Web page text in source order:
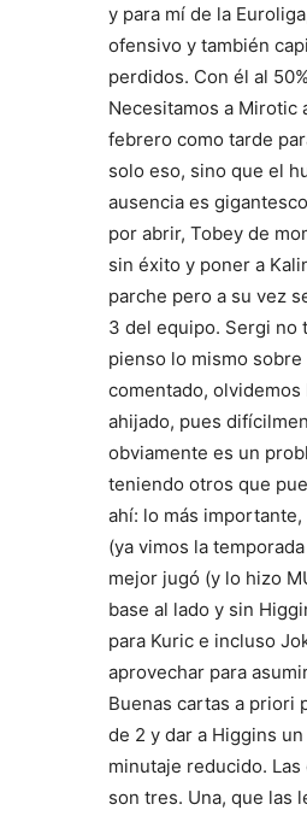
y para mí de la
ofensivo y también
perdidos. Con él al
Necesitamos a Mirotic
febrero como tarde
solo eso, sino que el
ausencia es
por abrir, Tobey de
sin éxito y poner a
parche pero a su vez
3 del equipo. Sergi no
pienso lo mismo
comentado,
ahijado, pues
obviamente es un
teniendo otros que
ahí: lo más
(ya vimos la
mejor jugó (y lo hizo
base al lado y sin
para Kuric e incluso
aprovechar para
Buenas cartas a priori
de 2 y dar a Higgins
minutaje reducido.
son tres. Una, que las